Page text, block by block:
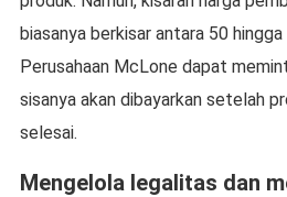
biasanya berkisar antara 50
Perusahaan McLone dapat
sisanya akan dibayarkan setelah
selesai.
Mengelola legalitas dan